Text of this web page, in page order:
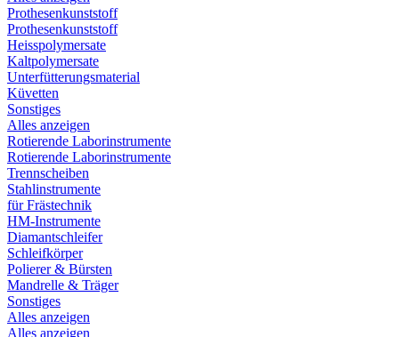
Prothesenkunststoff
Prothesenkunststoff
Heisspolymersate
Kaltpolymersate
Unterfütterungsmaterial
Küvetten
Sonstiges
Alles anzeigen
Rotierende Laborinstrumente
Rotierende Laborinstrumente
Trennscheiben
Stahlinstrumente
für Frästechnik
HM-Instrumente
Diamantschleifer
Schleifkörper
Polierer & Bürsten
Mandrelle & Träger
Sonstiges
Alles anzeigen
Alles anzeigen